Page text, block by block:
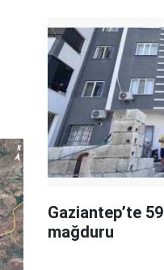
Gaziantep’te
mağduru